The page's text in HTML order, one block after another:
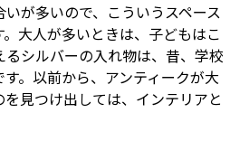
が多いので、こういうスペース
大人が多いときは、子どもはこ
シルバーの入れ物は、昔、学校
。以前から、アンティークが大
見つけ出しては、インテリアと